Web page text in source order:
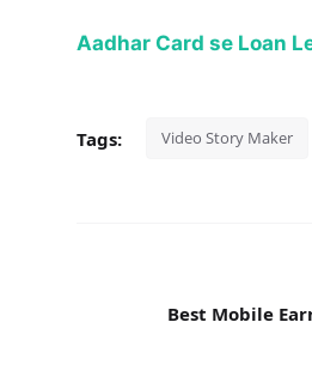
Aadhar Card se Loan
Tags: Video Story Maker
Best Mobile